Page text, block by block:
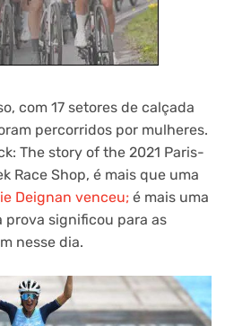
com 17 setores de calçada
percorridos por mulheres.
The story of the 2021 Paris-
Race Shop, é mais que uma
Deignan venceu; é mais uma
significou para as
nesse dia.